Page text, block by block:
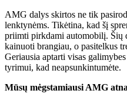
AMG dalys skirtos ne tik
lenktynėms. Tikėtina, kad šį
priimti pirkdami automobilį. Šių
kainuoti brangiau, o pasitelkus
Geriausia aptarti visas
tyrimui, kad neapsunkintumėte.
Mūsų mėgstamiausi AMG